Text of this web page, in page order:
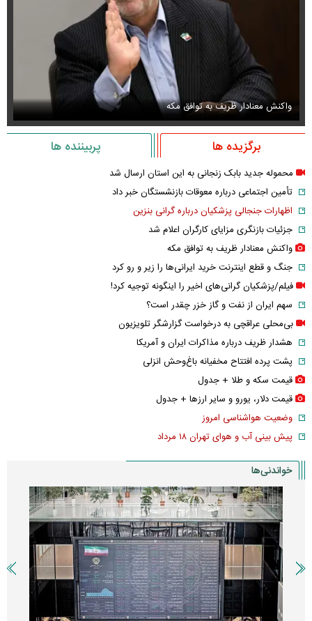
واکنش معنادار ظریف به توافق مکه
برگزیده ها پربیننده ها
محموله جدید بابک زنجانی به این استان ارسال شد
تأمین اجتماعی درباره معوقات بازنشستگان خبر داد
اظهارات جنجالی پزشکیان درباره گرانی بنزین
جزئیات بازنگری مزایای کارگران اعلام شد
واکنش معنادار ظریف به توافق مکه
جنگ و قطع اینترنت خرید ایرانی‌ها را زیر و رو کرد
فیلم/پزشکیان گرانی‌های اخیر را اینگونه توجیه کرد!
سهم ایران از نفت و گاز خزر چقدر است؟
بی‌محلی عراقچی به درخواست گزارشگر تلویزیون
هشدار ظریف درباره مذاکرات ایران و آمریکا
پشت پرده افتتاح مخفیانه باغ‌وحش انزلی
قیمت سکه و طلا + جدول
قیمت دلار، یورو و سایر ارز‌ها + جدول
وضعیت هواشناسی امروز
پیش بینی آب و هوای تهران ۱۸ مرداد
خواندنی‌ها